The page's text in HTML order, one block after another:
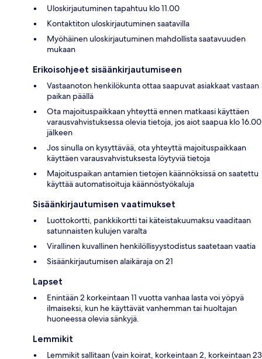
Uloskirjautuminen tapahtuu klo 11.00
Kontaktiton uloskirjautuminen saatavilla
Myöhäinen uloskirjautuminen mahdollista saatavuuden
mukaan
Erikoisohjeet sisäänkirjautumiseen
Vastaanoton henkilökunta ottaa saapuvat asiakkaat vastaan
paikan päällä
Ota majoituspaikkaan yhteyttä ennen matkaasi käyttäen
varausvahvistuksessa olevia tietoja, jos aiot saapua klo 16.00
jälkeen
Jos sinulla on kysyttävää, ota yhteyttä majoituspaikkaan
käyttäen varausvahvistuksesta löytyviä tietoja
Majoituspaikan antamien tietojen käännöksissä on saatettu
käyttää automatisoituja käännöstyökaluja
Sisäänkirjautumisen vaatimukset
Luottokortti, pankkikortti tai käteistakuumaksu vaaditaan
satunnaisten kulujen varalta
Virallinen kuvallinen henkilöllisyystodistus saatetaan vaatia
Sisäänkirjautumisen alaikäraja on 21
Lapset
Enintään 2 korkeintaan 11 vuotta vanhaa lasta voi yöpyä
ilmaiseksi, kun he käyttävät vanhemman tai huoltajan
huoneessa olevia sänkyjä.
Lemmikit
Lemmikit sallitaan (vain koirat, korkeintaan 2, korkeintaan 23